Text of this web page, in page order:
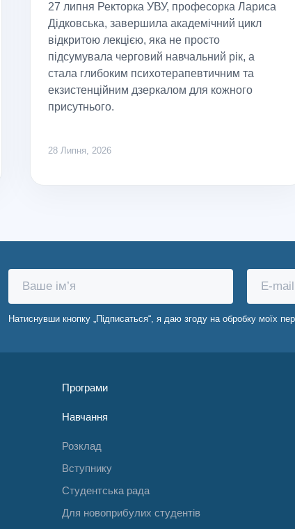
27 липня Ректорка УВУ, професорка Лариса
Дідковська, завершила академічний цикл
відкритою лекцією, яка не просто
підсумувала черговий навчальний рік, а
стала глибоким психотерапевтичним та
екзистенційним дзеркалом для кожного
присутнього.
28 Липня, 2026
Натиснувши кнопку „Підписаться“, я даю згоду на обробку моїх
Програми
Навчання
Розклад
Вступнику
Студентська рада
Для новоприбулих студентів